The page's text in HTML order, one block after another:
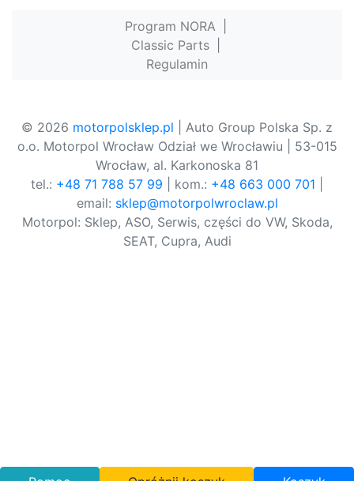
Program NORA
Classic Parts
Regulamin
© 2026 motorpolsklep.pl | Auto Group Polska Sp. z
o.o. Motorpol Wrocław Odział we Wrocławiu | 53-015
Wrocław, al. Karkonoska 81
tel.: +48 71 788 57 99 | kom.: +48 663 000 701
email: sklep@motorpolwroclaw.pl
Motorpol: Sklep, ASO, Serwis, części do VW, Skoda,
SEAT, Cupra, Audi